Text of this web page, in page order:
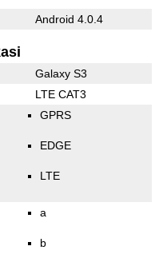
Android 4.0.4
Galaxy S3
LTE CAT3
GPRS
EDGE
LTE
a
b